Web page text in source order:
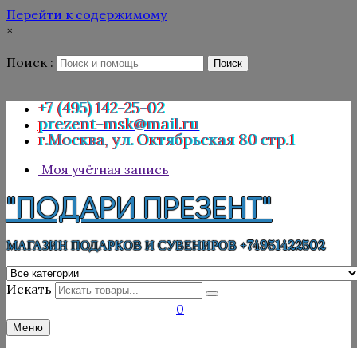
Перейти к содержимому
×
Поиск :
Поиск
+7 (495) 142-25-02
prezent-msk@mail.ru
г.Москва, ул. Октябрьская 80 стр.1
Моя учётная запись
"ПОДАРИ ПРЕЗЕНТ"
МАГАЗИН ПОДАРКОВ И СУВЕНИРОВ +74951422502
Искать
0
Меню